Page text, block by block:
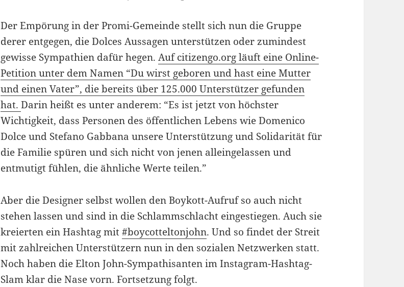
Der Empörung in der Promi-Gemeinde stellt sich nun die Gruppe
derer entgegen, die Dolces Aussagen unterstützen oder zumindest
gewisse Sympathien dafür hegen.Auf citizengo.org läuft eine Online-
Petition unter dem Namen “Du wirst geboren und hast eine Mutter
und einen Vater”, die bereits über 125.000 Unterstützer gefunden
hat.Darin heißt es unter anderem: “Es ist jetzt von höchster
Wichtigkeit, dass Personen des öffentlichen Lebens wie Domenico
Dolce und Stefano Gabbana unsere Unterstützung und Solidarität für
die Familie spüren und sich nicht von jenen alleingelassen und
entmutigt fühlen, die ähnliche Werte teilen.”
Aber die Designer selbst wollen den Boykott-Aufruf so auch nicht
stehen lassen und sind in die Schlammschlacht eingestiegen. Auch sie
kreierten ein Hashtag mit#boycotteltonjohn. Und so findet der Streit
mit zahlreichen Unterstützern nun in den sozialen Netzwerken statt.
Noch haben die Elton John-Sympathisanten im Instagram-Hashtag-
Slam klar die Nase vorn. Fortsetzung folgt.